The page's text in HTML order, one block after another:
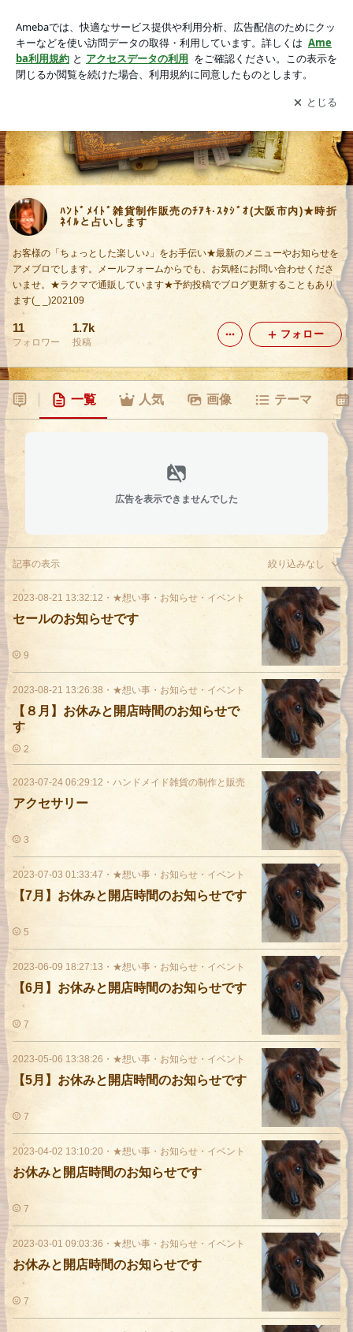
します
アプリをダウンロードして ブログの更新通知
を受け取りまし
ょう。
開く
ﾊﾝﾄﾞﾒｲﾄﾞ雑貨制作販売のﾁｱｷ·ｽﾀｼﾞｵ(大阪市内)★時折
ﾈｲﾙと占いします
お客様の「ちょっとした楽しい♪」をお手伝い★最新のメニューやお知らせを
アメブロでします。メールフォームからでも、お気軽にお問い合わせくださ
いませ。★ラクマで通販しています★予約投稿でブログ更新することもあり
ます(_ _)202109
11
フォロワー
1.7k
投稿
フォロー
一覧 人気 画像 テーマ
広告を表示できませんでした
記事の表示 絞り込みなし
2023-08-21 13:32:12 ・ ★想い事・お知らせ・イベント
セールのお知らせです
9
2023-08-21 13:26:38 ・ ★想い事・お知らせ・イベント
【８月】お休みと開店時間のお知らせで
す
2
2023-07-24 06:29:12 ・ ハンドメイド雑貨の制作と販売
アクセサリー
3
2023-07-03 01:33:47 ・ ★想い事・お知らせ・イベント
【7月】お休みと開店時間のお知らせです
5
2023-06-09 18:27:13 ・ ★想い事・お知らせ・イベント
【6月】お休みと開店時間のお知らせです
7
2023-05-06 13:38:26 ・ ★想い事・お知らせ・イベント
【5月】お休みと開店時間のお知らせです
7
2023-04-02 13:10:20 ・ ★想い事・お知らせ・イベント
お休みと開店時間のお知らせです
7
2023-03-01 09:03:36 ・ ★想い事・お知らせ・イベント
お休みと開店時間のお知らせです
7